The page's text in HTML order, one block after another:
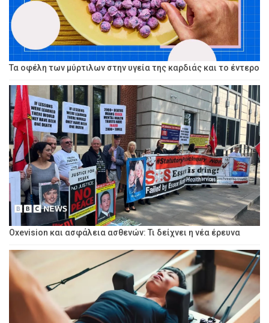
Τα οφέλη των μύρτιλων στην υγεία της καρδιάς και το έντερο
Oxevision και ασφάλεια ασθενών: Τι δείχνει η νέα έρευνα